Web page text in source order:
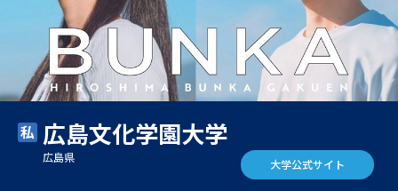
総合型選抜・学校推薦型選抜 募
集要項＆願書
大学入学共通テスト利用選抜の
募集要項＆願書
過去問題集
大学・短大以外の資料から請求
大学院の資料請求
広島文化学園大学
広島県 大学公式サイト